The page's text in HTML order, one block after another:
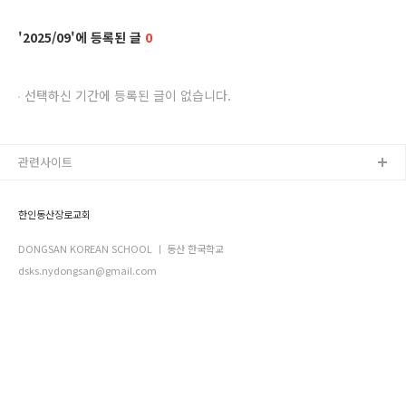
2025/09 0
선택하신 기간에 등록된 글이 없습니다.
한인동산장로교회
DONGSAN KOREAN SCHOOL ㅣ 동산 한국학교
dsks.nydongsan@gmail.com
관련사이트